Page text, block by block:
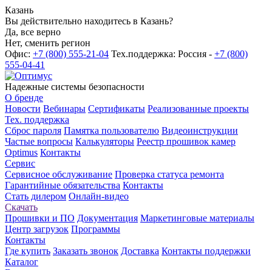
Казань
Вы действительно находитесь в Казань?
Да, все верно
Нет, сменить регион
Офис: +7 (800) 555-21-04 Тех.поддержка: Россия - +7 (800)
555-04-41
Надежные системы безопасности
О бренде
Новости Вебинары Сертификаты Реализованные проекты
Тех. поддержка
Сброс пароля Памятка пользователю Видеоинструкции
Частые вопросы Калькуляторы Реестр прошивок камер
Optimus Контакты
Сервис
Сервисное обслуживание Проверка статуса ремонта
Гарантийные обязательства Контакты
Стать дилером Онлайн-видео
Скачать
Прошивки и ПО Документация Маркетинговые материалы
Центр загрузок Программы
Контакты
Где купить Заказать звонок Доставка Контакты поддержки
Каталог